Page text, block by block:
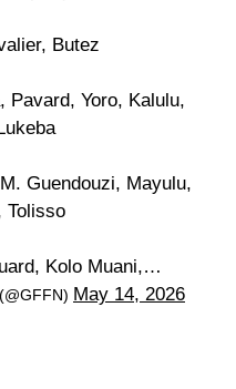
Butez
Pavard, Yoro, Kalulu,
Guendouzi, Mayulu,
Tolisso
Kolo Muani,…
May 14, 2026